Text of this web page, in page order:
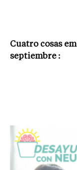
Cuatro cosas
septiembre :